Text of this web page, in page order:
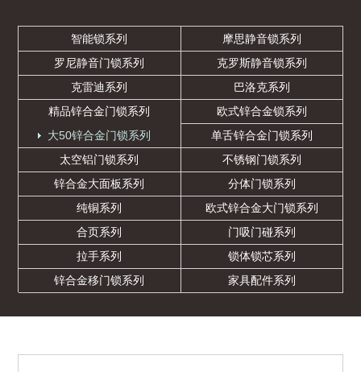
智能锁系列
摩思静音锁系列
罗尼静音门锁系列
克罗斯静音锁系列
克雷迪系列
巴洛克系列
精品锌合金门锁系列
欧式锌合金锁系列
大50锌合金门锁系列
单舌锌合金门锁系列
太空铝门锁系列
不锈钢门锁系列
锌合金大面板系列
分体门锁系列
纯铜系列
欧式锌合金大门锁系列
合页系列
门吸门碰系列
拉手系列
锁体锁芯系列
锌合金移门锁系列
家具配件系列